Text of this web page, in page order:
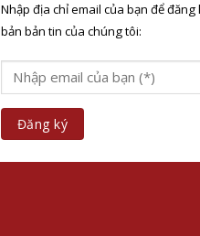
Nhập địa chỉ email của bạn để đăng
bản bản tin của chúng tôi: